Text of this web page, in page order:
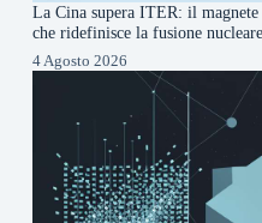
La Cina supera ITER: il
che ridefinisce la fusione nucleare
4 Agosto 2026